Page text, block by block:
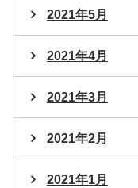
2021年5月
2021年4月
2021年3月
2021年2月
2021年1月